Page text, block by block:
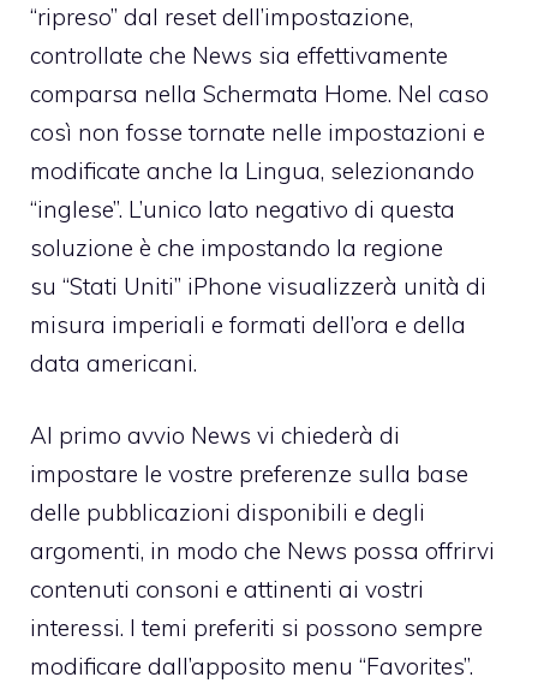
“ripreso” dal reset dell’impostazione,
controllate che News sia effettivamente
comparsa nella Schermata Home. Nel caso
così non fosse tornate nelle impostazioni e
modificate anche la Lingua, selezionando
“inglese”. L’unico lato negativo di questa
soluzione è che impostando la regione
su “Stati Uniti” iPhone visualizzerà unità di
misura imperiali e formati dell’ora e della
data americani.
Al primo avvio News vi chiederà di
impostare le vostre preferenze sulla base
delle pubblicazioni disponibili e degli
argomenti, in modo che News possa offrirvi
contenuti consoni e attinenti ai vostri
interessi. I temi preferiti si possono sempre
modificare dall’apposito menu “Favorites”.